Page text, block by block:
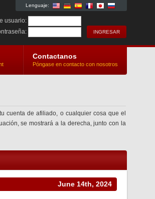
Lenguaje:
usuario:
Contactanos
Póngase en contacto con nosotros
cuenta de afiliado, o cualquier cosa que el
se mostrará a la derecha, junto con la
June 14th, 2024